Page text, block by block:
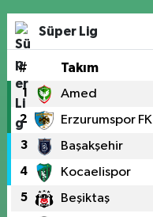
Süper Lig
# Takım
1 Amed
2 Erzurumspor FK
3 Başakşehir
4 Kocaelispor
5 Beşiktaş